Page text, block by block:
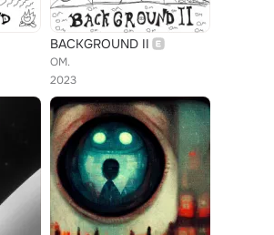
BACKGROUND II
OM.
2023